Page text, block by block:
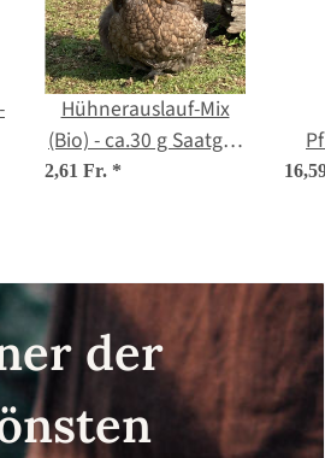
Hühnerauslauf-Mix
(Bio) - ca.30 g Saatgut
ausreichend für 10 m²
2,61 Fr. *
der